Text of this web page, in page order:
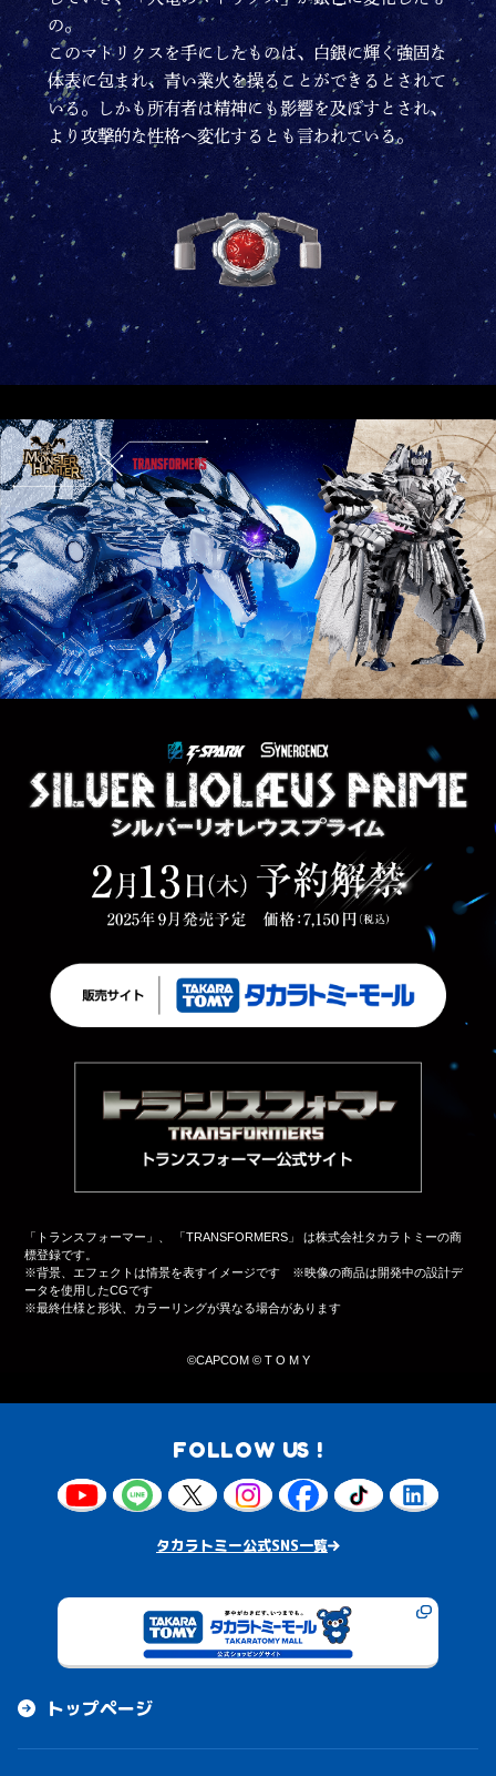
の。
このマトリクスを手にしたものは、白銀に輝く強固な
体表に包まれ、青い業火を操ることができるとされて
いる。しかも所有者は精神にも影響を及ぼすとされ、
より攻撃的な性格へ変化するとも言われている。
「トランスフォーマー」、 「TRANSFORMERS」 は株式会社タカラトミーの商
標登録です。
※背景、エフェクトは情景を表すイメージです ※映像の商品は開発中の設計デ
ータを使用したCGです
※最終仕様と形状、カラーリングが異なる場合があります
©︎CAPCOM ©︎ T O M Y
FOLLOW US !
タカラトミー公式SNS一覧
トップページ